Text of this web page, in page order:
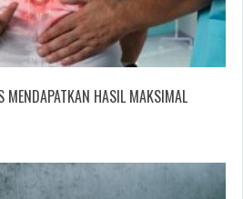
MENDAPATKAN HASIL MAKSIMAL